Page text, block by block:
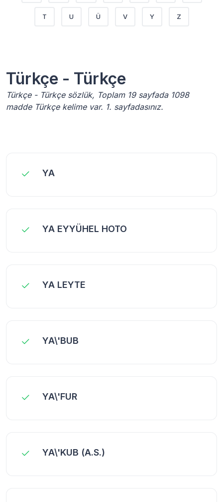
T U Ü V Y Z
Türkçe - Türkçe
Türkçe - Türkçe sözlük, Toplam 19 sayfada 1098
madde Türkçe kelime var. 1. sayfadasınız.
YA
YA EYYÜHEL HOTO
YA LEYTE
YA\'BUB
YA\'FUR
YA\'KUB (A.S.)